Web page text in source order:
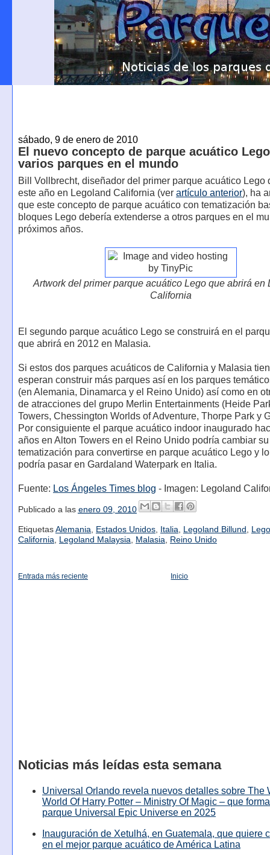
sábado, 9 de enero de 2010
El nuevo concepto de parque acuático
varios parques en el mundo
Bill Vollbrecht, diseñador del primer parque acuático Lego
este año en Legoland California (ver artículo anterior), ha
que este concepto de parque acuático con tematización
bloques Lego debería extenderse a otros parques en el
próximos años.
Artwork del primer parque acuático Lego que abrirá en
California
El segundo parque acuático Lego se construirá en el
que abrirá en 2012 en Malasia.
Si estos dos parques acuáticos de California y Malasia
esperan construir más parques así en los parques
(en Alemania, Dinamarca y el Reino Unido) así como en
de atracciones del grupo Merlin Entertainments (Heide
Towers, Chessington Worlds of Adventure, Thorpe Park y
Por consiguiente el parque acuático indoor inaugurado
años en Alton Towers en el Reino Unido podría cambiar su
tematización para convertirse en parque acuático Lego y
podría pasar en Gardaland Waterpark en Italia.
Fuente: Los Ángeles Times blog - Imagen: Legoland
Publicado a las enero 09, 2010
Etiquetas Alemania Estados Unidos, Italia Legoland Billund
California
Legoland Malaysia Malasia Reino Unido
Entrada más reciente Inicio
Noticias más leídas esta semana
Universal Orlando revela nuevos detalles sobre The
World Of Harry Potter – Ministry Of Magic – que
parque Universal Epic Universe en 2025
Inauguración de Xetulhá, en Guatemala, que quiere
en el mejor parque acuático de América Latina